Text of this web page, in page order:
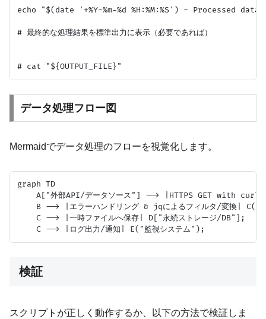
echo "$(date '+%Y-%m-%d %H:%M:%S') - Processed data
# 最終的な処理結果を標準出力に表示（必要であれば）
データ処理フロー図
Mermaidでデータ処理のフローを視覚化します。
graph TD
A["外部API/データソース"] --> |HTTPS GET with
B --> |エラーハンドリング & jqによるフィルタ/変換| C("
    C --> |一時ファイルへ保存| D["永続ストレージ/DB"];
検証
スクリプトが正しく動作するか、以下の方法で検証しま